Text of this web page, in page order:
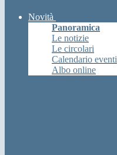
Novità
Panoramica
Le notizie
Le circolari
Calendario eventi
Albo online